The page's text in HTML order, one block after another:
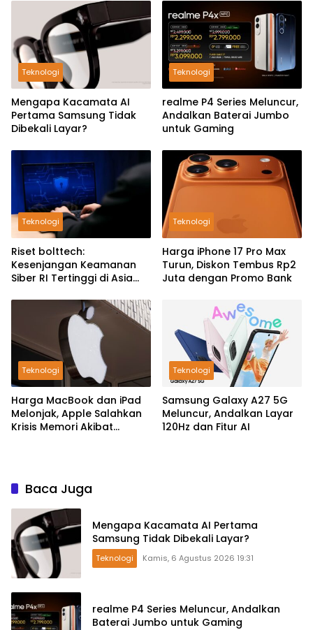
Teknologi
Mengapa Kacamata AI
Pertama Samsung Tidak
Dibekali Layar?
Teknologi
realme P4 Series Meluncur,
Andalkan Baterai Jumbo
untuk Gaming
Teknologi
Riset bolttech:
Kesenjangan Keamanan
Siber RI Tertinggi di Asia
Teknologi
Harga iPhone 17 Pro Max
Turun, Diskon Tembus Rp2
Juta dengan Promo Bank
Teknologi
Harga MacBook dan iPad
Melonjak, Apple Salahkan
Krisis Memori Akibat
Teknologi
Samsung Galaxy A27 5G
Meluncur, Andalkan Layar
120Hz dan Fitur AI
Baca Juga
Mengapa Kacamata AI Pertama
Samsung Tidak Dibekali Layar?
Teknologi Kamis, 6 Agustus 2026 19:31
realme P4 Series Meluncur, Andalkan
Baterai Jumbo untuk Gaming